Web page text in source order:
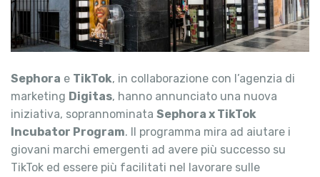
Sephora e TikTok, in collaborazione con l’agenzia di
marketing Digitas, hanno annunciato una nuova
iniziativa, soprannominata Sephora x TikTok
Incubator Program. Il programma mira ad aiutare i
giovani marchi emergenti ad avere più successo su
TikTok ed essere più facilitati nel lavorare sulle